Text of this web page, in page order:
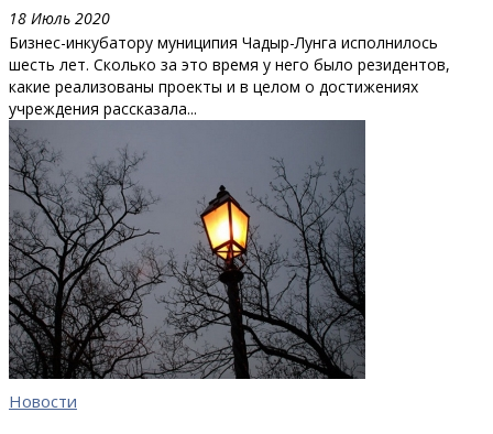
18 Июль 2020
Бизнес-инкубатору муниципия Чадыр-Лунга исполнилось
шесть лет. Сколько за это время у него было резидентов,
какие реализованы проекты и в целом о достижениях
учреждения рассказала...
Новости